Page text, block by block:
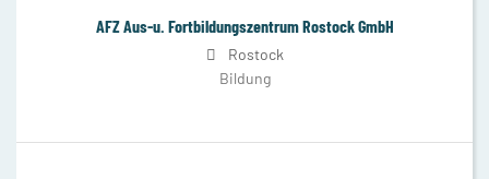
AFZ Aus-u. Fortbildungszentrum Rostock GmbH
Rostock
Bildung